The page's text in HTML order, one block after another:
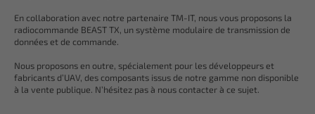
En collaboration avec notre partenaire TM-IT, nous vous proposons la
radiocommande BEAST TX, un système modulaire de transmission de
données et de commande.
Nous proposons en outre, spécialement pour les développeurs et
fabricants d’UAV, des composants issus de notre gamme non disponible
à la vente publique. N’hésitez pas à nous contacter à ce sujet.